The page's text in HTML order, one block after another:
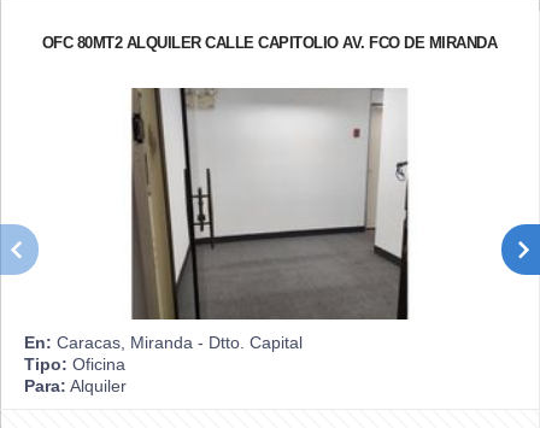
OFC 80MT2 ALQUILER CALLE CAPITOLIO AV. FCO DE MIRANDA
En: Caracas, Miranda - Dtto. Capital
Tipo: Oficina
Para: Alquiler